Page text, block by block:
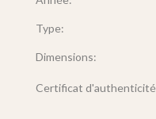
Type:
Dimensions:
Certificat d'authenticité